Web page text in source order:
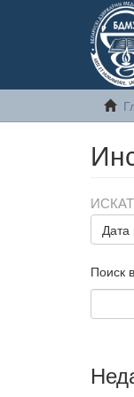
Дата
Поиск